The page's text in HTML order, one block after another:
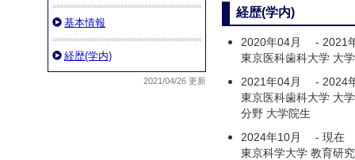
基本情報
経歴(学内)
2021/04/26 更新
経歴(学内)
2020年04月 - 2021
東京医科歯科大学 大
2021年04月
- 2024
東京医科歯科大学 大
分野 大学院生
2024年10月
- 現在
東京科学大学 教育研